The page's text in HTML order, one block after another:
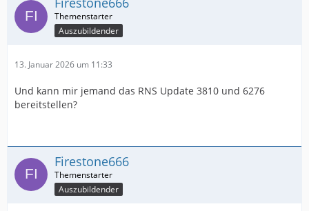
Auszubildender
13. Januar 2026 um 11:33
Und kann mir jemand das RNS Update 3810 und 6276
bereitstellen?
Firestone666
Auszubildender